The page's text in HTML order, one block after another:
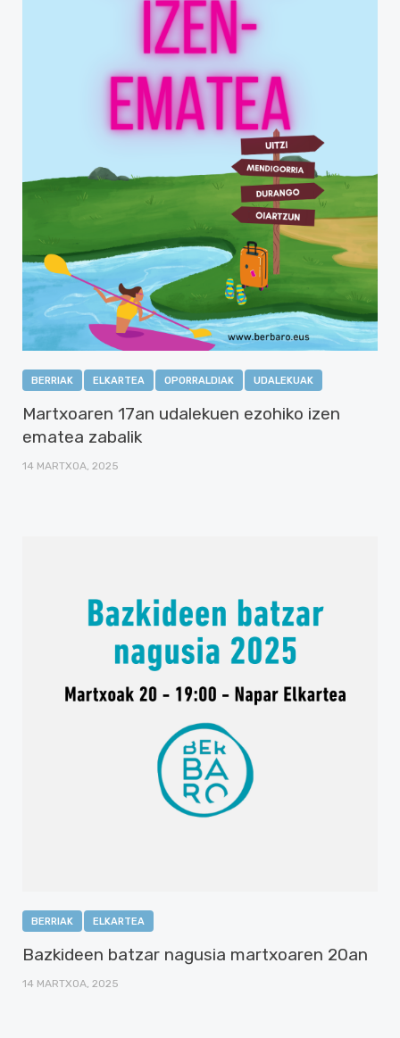
BERRIAK ELKARTEA OPORRALDIAK UDALEKUAK
Martxoaren 17an udalekuen ezohiko izen
ematea zabalik
14 MARTXOA, 2025
BERRIAK ELKARTEA
Bazkideen batzar nagusia martxoaren 20an
14 MARTXOA, 2025